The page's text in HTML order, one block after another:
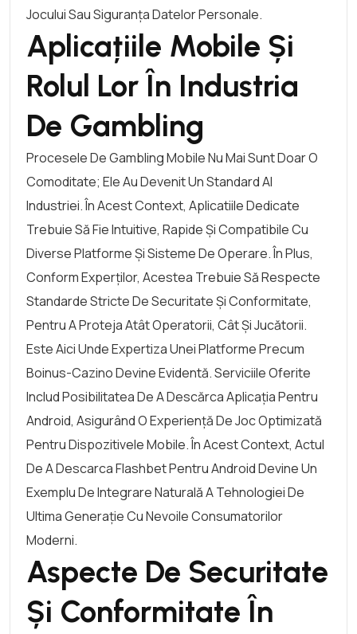
Jocului Sau Siguranța Datelor Personale.
Aplicațiile Mobile Și
Rolul Lor În Industria
De Gambling
Procesele De Gambling Mobile Nu Mai Sunt Doar O
Comoditate; Ele Au Devenit Un Standard Al
Industriei. În Acest Context, Aplicatiile Dedicate
Trebuie Să Fie Intuitive, Rapide Și Compatibile Cu
Diverse Platforme Și Sisteme De Operare. În Plus,
Conform Experților, Acestea Trebuie Să Respecte
Standarde Stricte De Securitate Și Conformitate,
Pentru A Proteja Atât Operatorii, Cât Și Jucătorii.
Este Aici Unde Expertiza Unei Platforme Precum
Boinus-CazinoDevine Evidentă. Serviciile Oferite
Includ Posibilitatea De A Descărca Aplicația Pentru
Android, Asigurând O Experiență De Joc Optimizată
Pentru Dispozitivele Mobile. În Acest Context, Actul
De A Descarca Flashbet Pentru Android Devine Un
Exemplu De Integrare Naturală A Tehnologiei De
Ultima Generație Cu Nevoile Consumatorilor
Moderni.
Aspecte De Securitate
Și Conformitate În